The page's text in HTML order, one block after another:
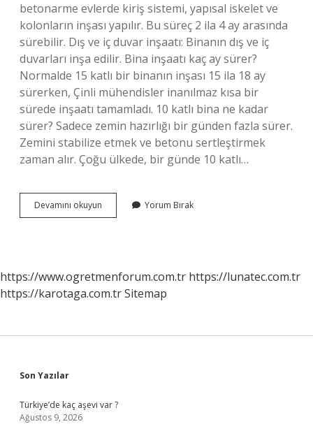
betonarme evlerde kiriş sistemi, yapısal iskelet ve
kolonların inşası yapılır. Bu süreç 2 ila 4 ay arasında
sürebilir. Dış ve iç duvar inşaatı: Binanın dış ve iç
duvarları inşa edilir. Bina inşaatı kaç ay sürer?
Normalde 15 katlı bir binanın inşası 15 ila 18 ay
sürerken, Çinli mühendisler inanılmaz kısa bir
sürede inşaatı tamamladı. 10 katlı bina ne kadar
sürer? Sadece zemin hazırlığı bir günden fazla sürer.
Zemini stabilize etmek ve betonu sertleştirmek
zaman alır. Çoğu ülkede, bir günde 10 katlı…
Devamını okuyun
Katlı
Biter
Yorum Bırak
https://www.ogretmenforum.com.tr https://lunatec.com.tr
https://karotaga.com.trSitemap
Sidebar
Son Yazılar
Türkiye’de kaç aşevi var ?
Ağustos 9, 2026